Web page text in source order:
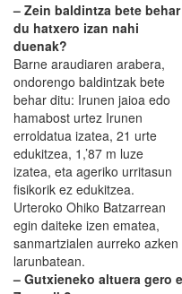
– Zein baldintza bete behar
du hatxero izan nahi
duenak?
Barne araudiaren arabera,
ondorengo baldintzak bete
behar ditu: Irunen jaioa edo
hamabost urtez Irunen
erroldatua izatea, 21 urte
edukitzea, 1,’87 m luze
izatea, eta ageriko urritasun
fisikorik ez edukitzea.
Urteroko Ohiko Batzarrean
egin daiteke izen ematea,
sanmartzialen aurreko azken
larunbatean.
– Gutxieneko altuera gero